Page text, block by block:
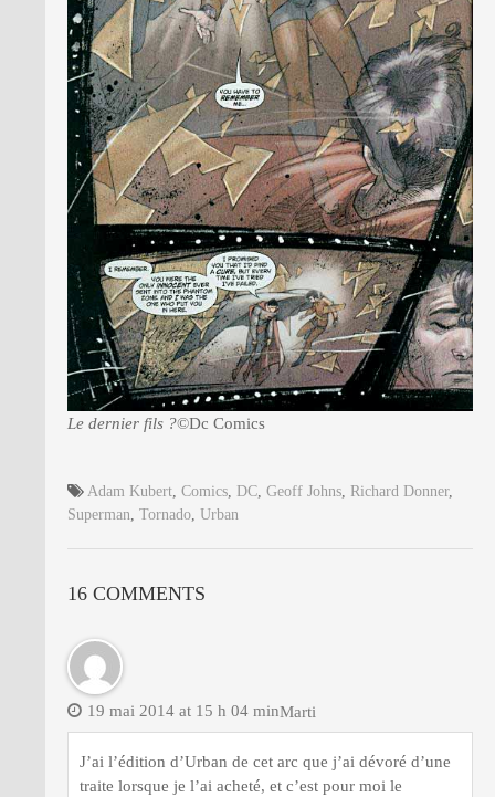
Le dernier fils ?©Dc Comics
Adam Kubert, Comics, DC, Geoff Johns, Richard Donner,
Superman, Tornado, Urban
16 COMMENTS
Marti
19 mai 2014 at 15 h 04 min
J’ai l’édition d’Urban de cet arc que j’ai dévoré d’une
traite lorsque je l’ai acheté, et c’est pour moi le